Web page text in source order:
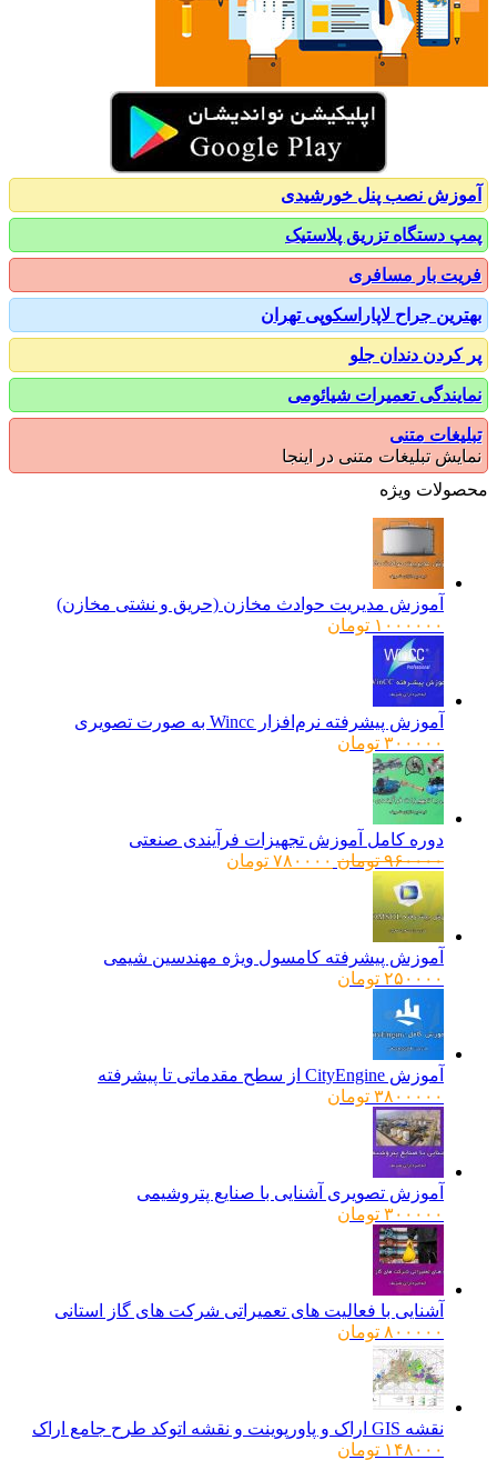
نصب پنل خورشیدی
دستگاه تزریق پلاستیک
بار مسافری
جراح لاپاراسکوپی تهران
دندان جلو
تعمیرات شیائومی
متنی
تبلیغات متنی در اینجا
ویژه
آموزش مدیریت حوادث مخازن (حریق و نشتی مخازن)
۱۰۰۰۰۰۰ تومان
آموزش پیشرفته نرم‌افزار Wincc به صورت تصویری
۳۰۰۰۰۰ تومان
دوره کامل آموزش تجهیزات فرآیندی صنعتی
۹۶۰۰۰۰ تومانقیمت
۷۸۰۰۰۰ تومانقیمت
آموزش پیشرفته کامسول ویژه مهندسین شیمی
۲۵۰۰۰۰ تومان
آموزش CityEngine از سطح مقدماتی تا پیشرفته
۳۸۰۰۰۰۰ تومان
آموزش تصویری آشنایی با صنایع پتروشیمی
۳۰۰۰۰۰ تومان
آشنایی با فعالیت های تعمیراتی شرکت های گاز استانی
۸۰۰۰۰۰ تومان
نقشه GIS اراک و پاورپوینت و نقشه اتوکد طرح جامع اراک
۱۴۸۰۰۰ تومان